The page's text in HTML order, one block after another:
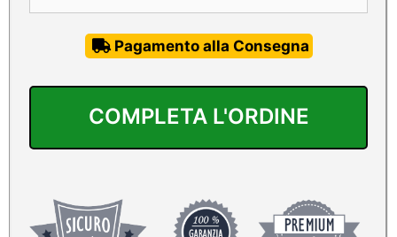
Pagamento alla Consegna